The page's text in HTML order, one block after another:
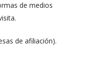
de medios
de afiliación).